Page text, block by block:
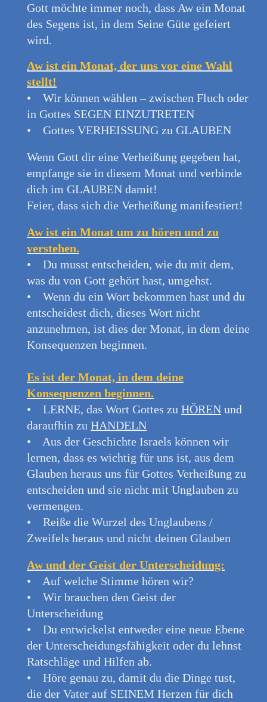
Gott möchte immer noch, dass Aw ein Monat
des Segens ist, in dem Seine Güte gefeiert
wird.
Aw ist ein Monat, der uns vor eine Wahl
stellt!
• Wir können wählen – zwischen Fluch oder
in Gottes SEGEN EINZUTRETEN
• Gottes VERHEISSUNG zu GLAUBEN
Wenn Gott dir eine Verheißung gegeben hat,
empfange sie in diesem Monat und verbinde
dich im GLAUBEN damit!
Feier, dass sich die Verheißung manifestiert!
Aw ist ein Monat um zu hören und zu
verstehen.
• Du musst entscheiden, wie du mit dem,
was du von Gott gehört hast, umgehst.
• Wenn du ein Wort bekommen hast und du
entscheidest dich, dieses Wort nicht
anzunehmen, ist dies der Monat, in dem deine
Konsequenzen beginnen.
Es ist der Monat, in dem deine
Konsequenzen beginnen.
• LERNE, das Wort Gottes zu HÖREN und
daraufhin zu HANDELN
• Aus der Geschichte Israels können wir
lernen, dass es wichtig für uns ist, aus dem
Glauben heraus uns für Gottes Verheißung zu
entscheiden und sie nicht mit Unglauben zu
vermengen.
• Reiße die Wurzel des Unglaubens /
Zweifels heraus und nicht deinen Glauben
Aw und der Geist der Unterscheidung:
• Auf welche Stimme hören wir?
• Wir brauchen den Geist der
Unterscheidung
• Du entwickelst entweder eine neue Ebene
der Unterscheidungsfähigkeit oder du lehnst
Ratschläge und Hilfen ab.
• Höre genau zu, damit du die Dinge tust,
die der Vater auf SEINEM Herzen für dich